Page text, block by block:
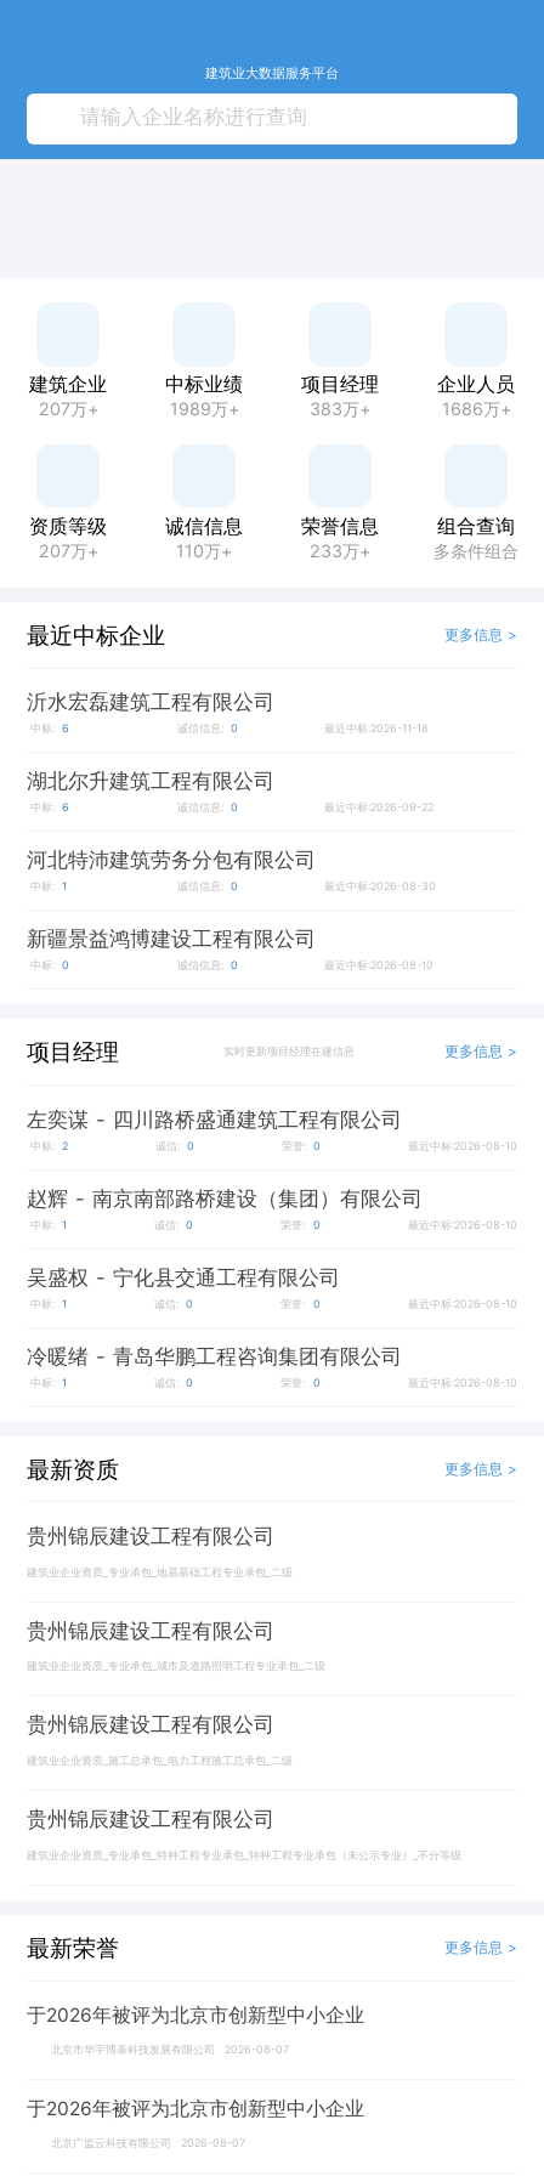
建筑业大数据服务平台
建筑企业
207万+
中标业绩
1989万+
项目经理
383万+
企业人员
1686万+
资质等级
207万+
诚信信息
110万+
荣誉信息
233万+
组合查询
多条件组合
最近中标企业 更多信息 >
沂水宏磊建筑工程有限公司
中标: 6 诚信信息: 0 最近中标:2026-11-18
湖北尔升建筑工程有限公司
中标: 6 诚信信息: 0 最近中标:2026-09-22
河北特沛建筑劳务分包有限公司
中标: 1 诚信信息: 0 最近中标:2026-08-30
新疆景益鸿博建设工程有限公司
中标: 0 诚信信息: 0 最近中标:2026-08-10
项目经理 实时更新项目经理在建信息 更多信息 >
左奕谋 - 四川路桥盛通建筑工程有限公司
中标: 2 诚信: 0 荣誉: 0 最近中标:2026-08-10
赵辉 - 南京南部路桥建设（集团）有限公司
中标: 1 诚信: 0 荣誉: 0 最近中标:2026-08-10
吴盛权 - 宁化县交通工程有限公司
中标: 1 诚信: 0 荣誉: 0 最近中标:2026-08-10
冷暖绪 - 青岛华鹏工程咨询集团有限公司
中标: 1 诚信: 0 荣誉: 0 最近中标:2026-08-10
最新资质 更多信息 >
贵州锦辰建设工程有限公司
建筑业企业资质_专业承包_地基基础工程专业承包_二级
贵州锦辰建设工程有限公司
建筑业企业资质_专业承包_城市及道路照明工程专业承包_二级
贵州锦辰建设工程有限公司
建筑业企业资质_施工总承包_电力工程施工总承包_二级
贵州锦辰建设工程有限公司
建筑业企业资质_专业承包_特种工程专业承包_特种工程专业承包（未公示专业）_不分等级
最新荣誉 更多信息 >
于2026年被评为北京市创新型中小企业
北京市华宇博泰科技发展有限公司 2026-08-07
于2026年被评为北京市创新型中小企业
北京广监云科技有限公司 2026-08-07